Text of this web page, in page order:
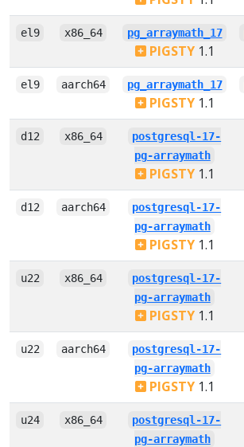
el9 x86_64 pg_arraymath_17
PIGSTY1.1
el9 aarch64 pg_arraymath_17
PIGSTY1.1
d12 x86_64
postgresql-17-
pg-arraymath
PIGSTY1.1
d12 aarch64
postgresql-17-
pg-arraymath
PIGSTY1.1
u22 x86_64
postgresql-17-
pg-arraymath
PIGSTY1.1
u22 aarch64
postgresql-17-
pg-arraymath
PIGSTY1.1
u24 x86_64
postgresql-17-
pg-arraymath